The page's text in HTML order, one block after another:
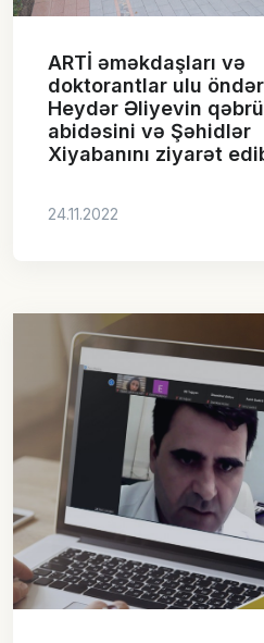
ARTİ əməkdaşları və
doktorantlar ulu öndər
Heydər Əliyevin
abidəsini və Şəhidlər
Xiyabanını ziyarət
24.11.2022